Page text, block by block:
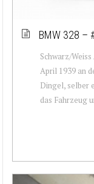
BMW 328 –
Schwarz/
April 1939 an
Dingel, selber
das Fahrzeug